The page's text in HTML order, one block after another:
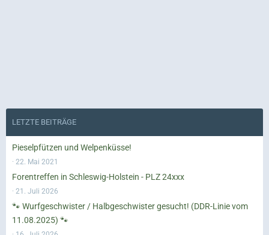
LETZTE BEITRÄGE
Pieselpfützen und Welpenküsse!
22. Mai 2021
Forentreffen in Schleswig-Holstein - PLZ 24xxx
21. Juli 2026
🐾 Wurfgeschwister / Halbgeschwister gesucht! (DDR-Linie vom
11.08.2025) 🐾